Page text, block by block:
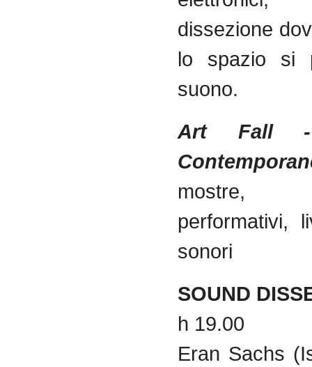
dissezione
lo spazio si
suono.
Art Fall -
mostre,
performativi,
sonori
SOUND
h 19.00
Eran Sachs